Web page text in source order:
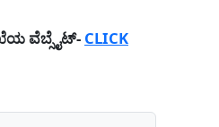
ವೆಬ್ಸೈಟ್- CLICK